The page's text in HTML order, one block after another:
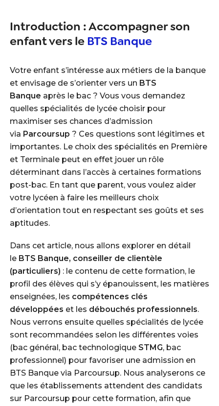
Introduction : Accompagner son
enfant vers leBTS Banque
Votre enfant s’intéresse aux métiers de la banque
et envisage de s’orienter vers un BTS
Banque après le bac ? Vous vous demandez
quelles spécialités de lycée choisir pour
maximiser ses chances d’admission
via Parcoursup ? Ces questions sont légitimes et
importantes. Le choix des spécialités en Première
et Terminale peut en effet jouer un rôle
déterminant dans l’accès à certaines formations
post-bac. En tant que parent, vous voulez aider
votre lycéen à faire les meilleurs choix
d’orientation tout en respectant ses goûts et ses
aptitudes.
Dans cet article, nous allons explorer en détail
le BTS Banque, conseiller de clientèle
(particuliers) : le contenu de cette formation, le
profil des élèves qui s’y épanouissent, les matières
enseignées, les compétences clés
développées et les débouchés professionnels.
Nous verrons ensuite quelles spécialités de lycée
sont recommandées selon les différentes voies
(bac général, bac technologique STMG, bac
professionnel) pour favoriser une admission en
BTS Banque via Parcoursup. Nous analyserons ce
que les établissements attendent des candidats
sur Parcoursup pour cette formation, afin que